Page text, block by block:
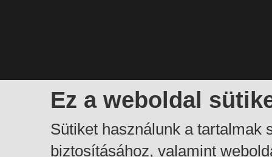
Ez a weboldal
Sütiket használunk a tartalmak
biztosításához, valamint